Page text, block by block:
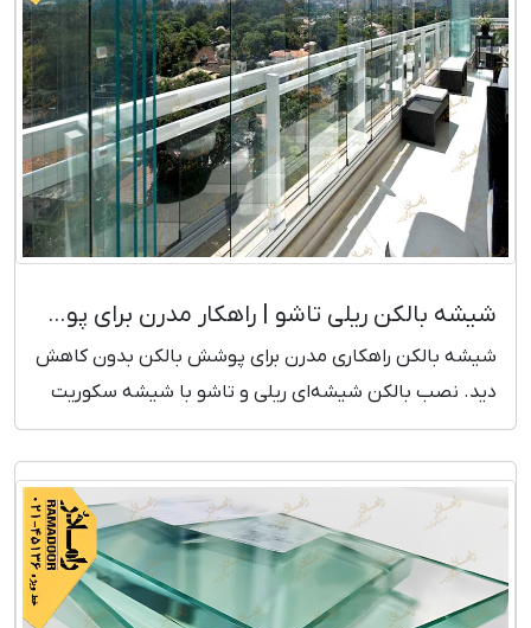
شیشه بالکن ریلی تاشو | راهکار مدرن برای پوشش بالکن
شیشه بالکن راهکاری مدرن برای پوشش بالکن بدون کاهش
دید. نصب بالکن شیشه‌ای ریلی و تاشو با شیشه سکوریت
مقاوم و طراحی زیبا. مشاوره و بازدید رایگان